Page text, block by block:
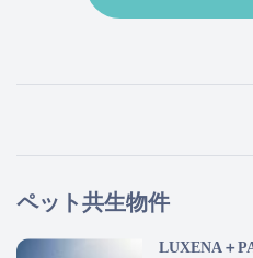
ペット共生物件
LUXENA＋